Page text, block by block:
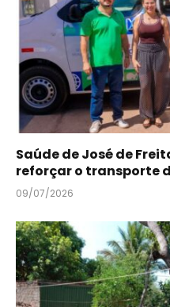
Saúde de José de
reforçar o transporte
09/07/2026